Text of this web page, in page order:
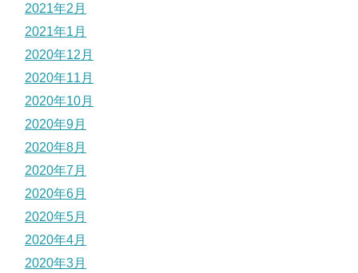
2021年2月
2021年1月
2020年12月
2020年11月
2020年10月
2020年9月
2020年8月
2020年7月
2020年6月
2020年5月
2020年4月
2020年3月